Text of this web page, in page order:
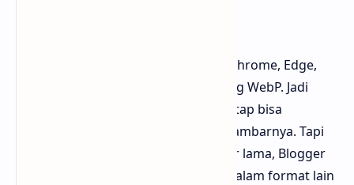
Mayoritas browser modern seperti Chrome, Edge,
Opera, dan Firefox sudah mendukung WebP. Jadi
mayoritas pengunjung blog kamu tetap bisa
menikmati kecepatan dan kualitas gambarnya. Tapi
kalau ada pengunjung pakai browser lama, Blogger
akan otomatis menyajikan gambar dalam format lain